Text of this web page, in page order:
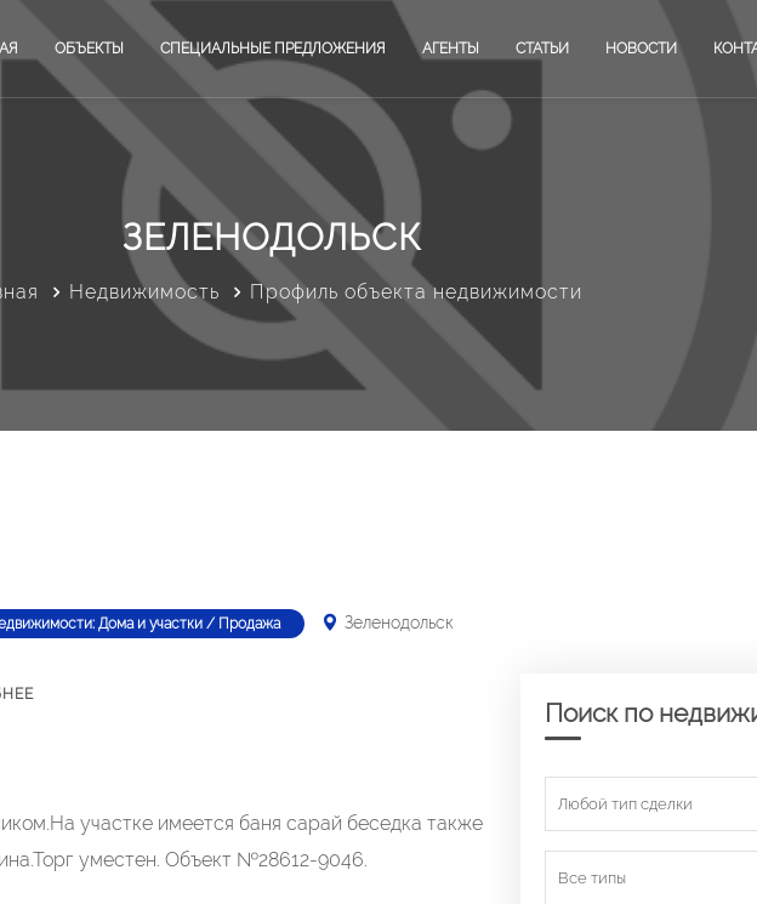
ОБЪЕКТЫ СПЕЦИАЛЬНЫЕ ПРЕДЛОЖЕНИЯ АГЕНТЫ СТАТЬИ НОВОСТИ
ЗЕЛЕНОДОЛЬСК
Недвижимость Профиль объекта недвижимости
Дома и участки / Продажа Зеленодольск
участке имеется баня сарай беседка также
уместен. Объект №28612-9046.
Поиск по
Любой тип сделки
Все типы